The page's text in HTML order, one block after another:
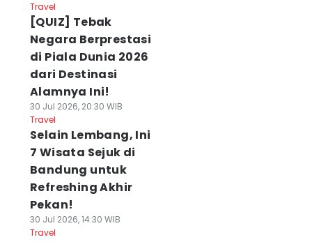
Travel
[QUIZ] Tebak
Negara Berprestasi
di Piala Dunia 2026
dari Destinasi
Alamnya Ini!
30 Jul 2026, 20:30 WIB
Travel
Selain Lembang, Ini
7 Wisata Sejuk di
Bandung untuk
Refreshing Akhir
Pekan!
30 Jul 2026, 14:30 WIB
Travel